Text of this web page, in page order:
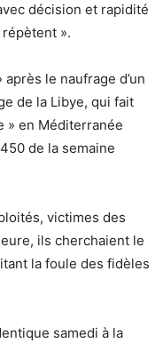
décision et rapidité
».
le naufrage d’un
de la Libye, qui fait
» en Méditerranée
de la semaine
victimes des
ils cherchaient le
la foule des fidèles
samedi à la